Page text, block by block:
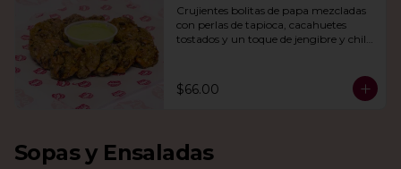
Crujientes bolitas de papa mezcladas
con perlas de tapioca, cacahuetes
tostados y un toque de jengibre y chile
$66.00
Sopas y Ensaladas